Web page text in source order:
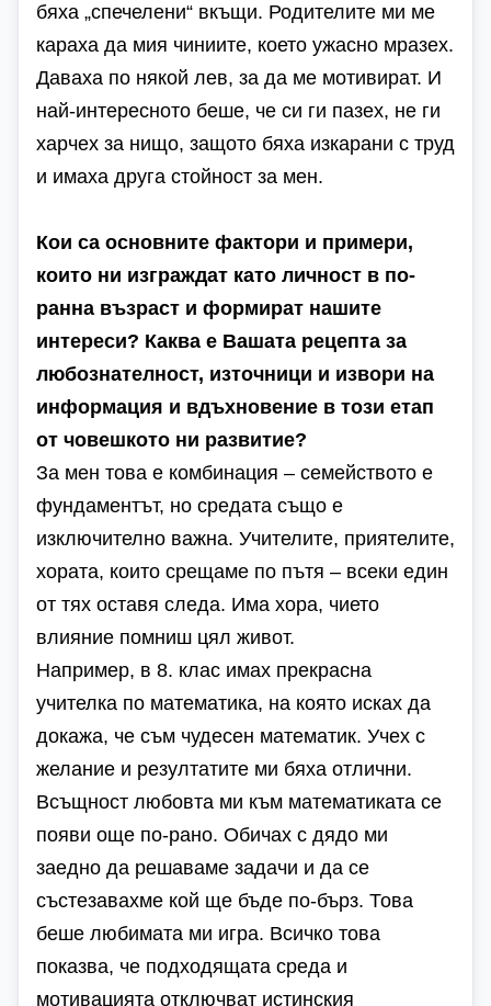
бяха „спечелени“ вкъщи. Родителите ми ме
караха да мия чиниите, което ужасно мразех.
Даваха по някой лев, за да ме мотивират. И
най-интересното беше, че си ги пазех, не ги
харчех за нищо, защото бяха изкарани с труд
и имаха друга стойност за мен.
Кои са основните фактори и примери,
които ни изграждат като личност в по-
ранна възраст и формират нашите
интереси? Каква е Вашата рецепта за
любознателност, източници и извори на
информация и вдъхновение в този етап
от човешкото ни развитие?
За мен това е комбинация – семейството е
фундаментът, но средата също е
изключително важна. Учителите, приятелите,
хората, които срещаме по пътя – всеки един
от тях оставя следа. Има хора, чието
влияние помниш цял живот.
Например, в 8. клас имах прекрасна
учителка по математика, на която исках да
докажа, че съм чудесен математик. Учех с
желание и резултатите ми бяха отлични.
Всъщност любовта ми към математиката се
появи още по-рано. Обичах с дядо ми
заедно да решаваме задачи и да се
състезавахме кой ще бъде по-бърз. Това
беше любимата ми игра. Всичко това
показва, че подходящата среда и
мотивацията отключват истинския